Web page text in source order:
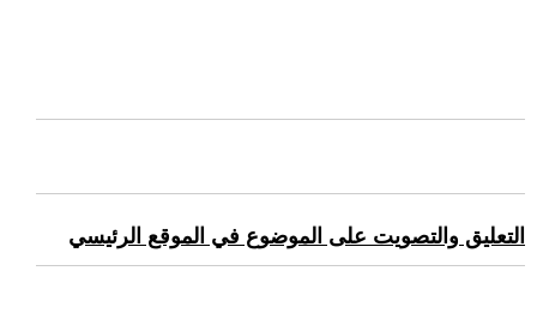
التعليق والتصويت على الموضوع في الموقع الرئيسي